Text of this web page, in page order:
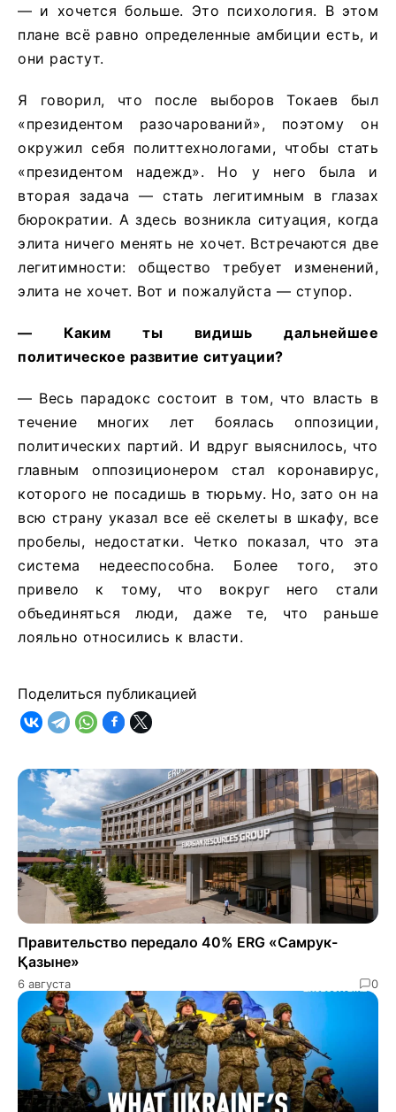
— и хочется больше. Это психология. В этом
плане всё равно определенные амбиции есть, и
они растут.
Я говорил, что после выборов Токаев был
«президентом разочарований», поэтому он
окружил себя политтехнологами, чтобы стать
«президентом надежд». Но у него была и
вторая задача — стать легитимным в глазах
бюрократии. А здесь возникла ситуация, когда
элита ничего менять не хочет. Встречаются две
легитимности: общество требует изменений,
элита не хочет. Вот и пожалуйста — ступор.
— Каким ты видишь дальнейшее
политическое развитие ситуации?
— Весь парадокс состоит в том, что власть в
течение многих лет боялась оппозиции,
политических партий. И вдруг выяснилось, что
главным оппозиционером стал коронавирус,
которого не посадишь в тюрьму. Но, зато он на
всю страну указал все её скелеты в шкафу, все
пробелы, недостатки. Четко показал, что эта
система недееспособна. Более того, это
привело к тому, что вокруг него стали
объединяться люди, даже те, что раньше
лояльно относились к власти.
Поделиться публикацией
Правительство передало 40% ERG «Самрук-
Қазыне»
6 августа 0